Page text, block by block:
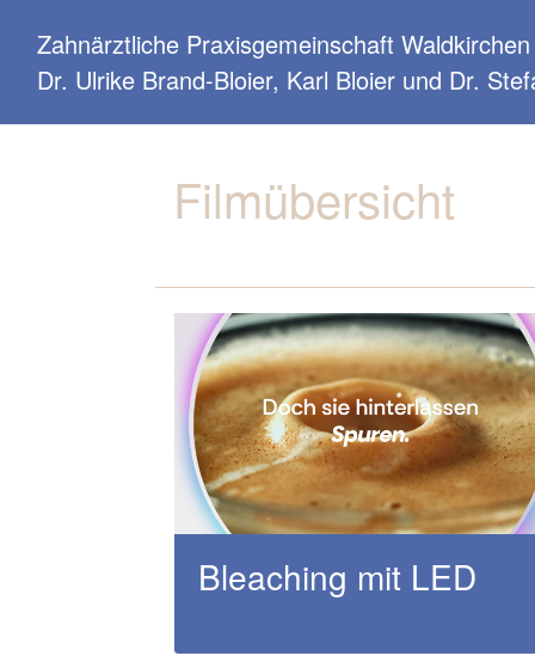
Zahnärztliche Praxisgemeinschaft Waldkirchen
Dr. Ulrike Brand-Bloier, Karl Bloier und Dr.
Filmübersicht
Bleaching mit LED